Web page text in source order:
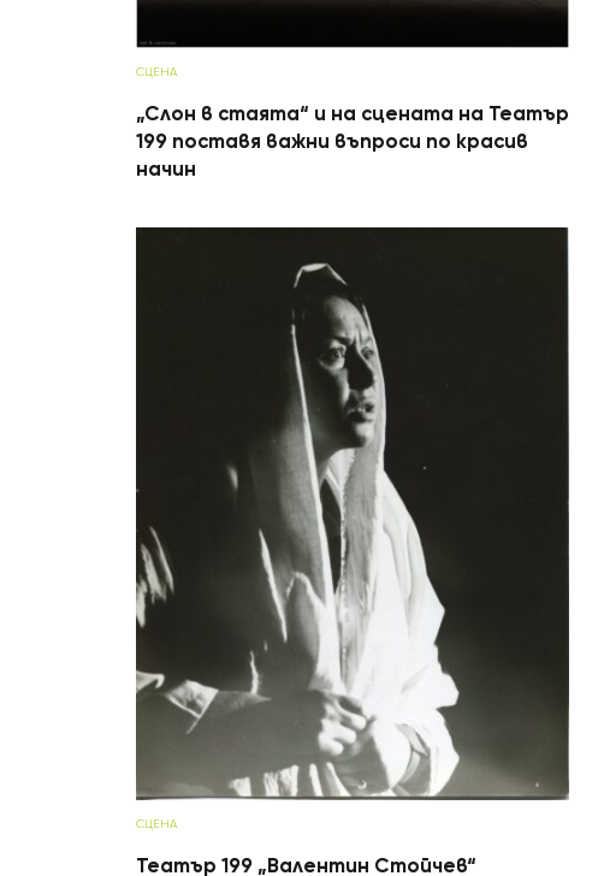
СЦЕНА
„Слон в стаята“ и на сцената на Театър
199 поставя важни въпроси по красив
начин
СЦЕНА
Театър 199 „Валентин Стойчев“